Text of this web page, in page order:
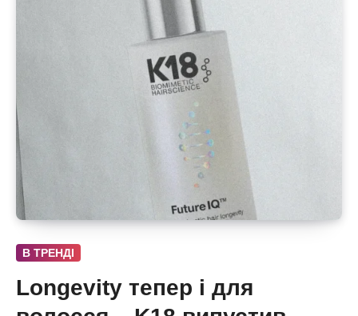
В ТРЕНДІ
Longevity тепер і для